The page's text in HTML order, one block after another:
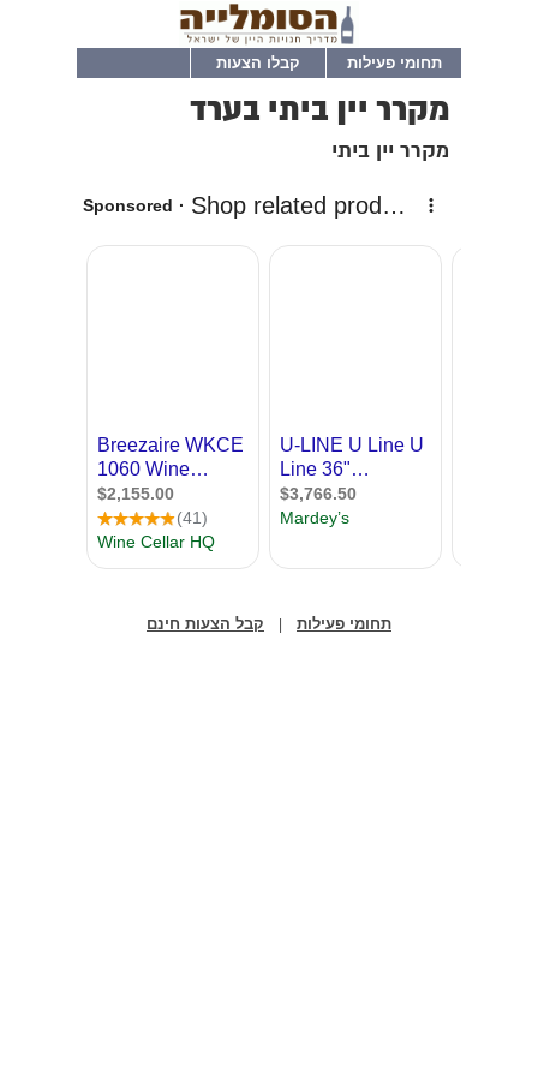
תחומי פעילות קבלו הצעות
מקרר יין ביתי בערד
מקרר יין ביתי
תחומי פעילות | קבל הצעות חינם